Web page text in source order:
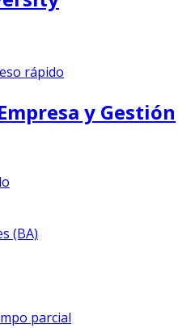
rápido
y Gestión
(BA)
parcial